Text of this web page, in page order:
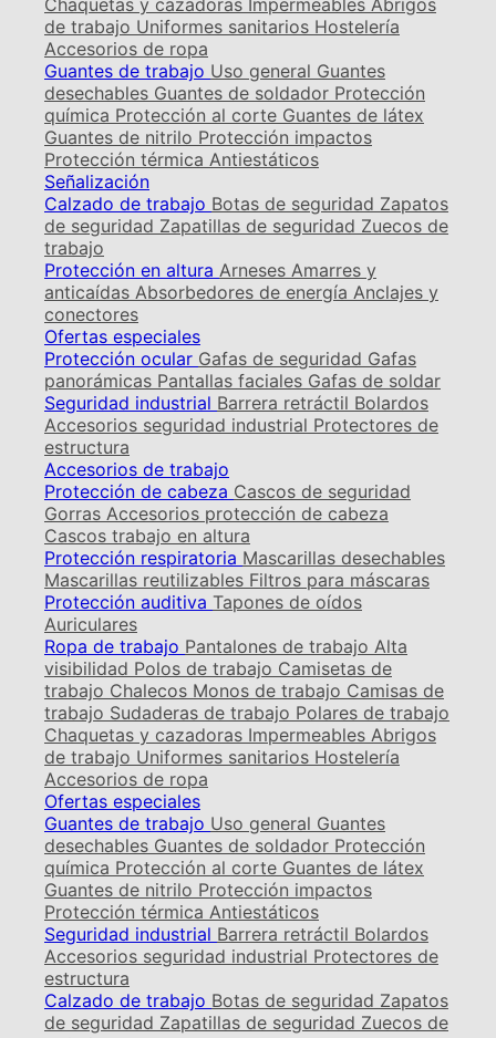
Chaquetas y cazadoras Impermeables Abrigos
de trabajo Uniformes sanitarios Hostelería
Accesorios de ropa
Guantes de trabajo Uso general Guantes
desechables Guantes de soldador Protección
química Protección al corte Guantes de látex
Guantes de nitrilo Protección impactos
Protección térmica Antiestáticos
Señalización
Calzado de trabajo Botas de seguridad Zapatos
de seguridad Zapatillas de seguridad Zuecos de
trabajo
Protección en altura Arneses Amarres y
anticaídas Absorbedores de energía Anclajes y
conectores
Ofertas especiales
Protección ocular Gafas de seguridad Gafas
panorámicas Pantallas faciales Gafas de soldar
Seguridad industrial Barrera retráctil Bolardos
Accesorios seguridad industrial Protectores de
estructura
Accesorios de trabajo
Protección de cabeza Cascos de seguridad
Gorras Accesorios protección de cabeza
Cascos trabajo en altura
Protección respiratoria Mascarillas desechables
Mascarillas reutilizables Filtros para máscaras
Protección auditiva Tapones de oídos
Auriculares
Ropa de trabajo Pantalones de trabajo Alta
visibilidad Polos de trabajo Camisetas de
trabajo Chalecos Monos de trabajo Camisas de
trabajo Sudaderas de trabajo Polares de trabajo
Chaquetas y cazadoras Impermeables Abrigos
de trabajo Uniformes sanitarios Hostelería
Accesorios de ropa
Ofertas especiales
Guantes de trabajo Uso general Guantes
desechables Guantes de soldador Protección
química Protección al corte Guantes de látex
Guantes de nitrilo Protección impactos
Protección térmica Antiestáticos
Seguridad industrial Barrera retráctil Bolardos
Accesorios seguridad industrial Protectores de
estructura
Calzado de trabajo Botas de seguridad Zapatos
de seguridad Zapatillas de seguridad Zuecos de